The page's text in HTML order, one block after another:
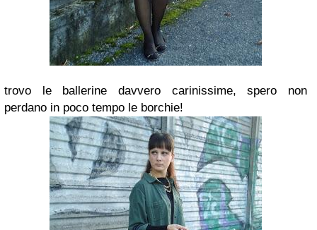
trovo le ballerine davvero carinissime, spero non
perdano in poco tempo le borchie!